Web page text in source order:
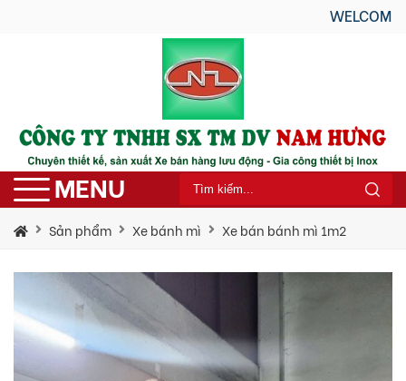
WELCOME TO NAM
MENU
Sản phẩm Xe bánh mì Xe bán bánh mì 1m2